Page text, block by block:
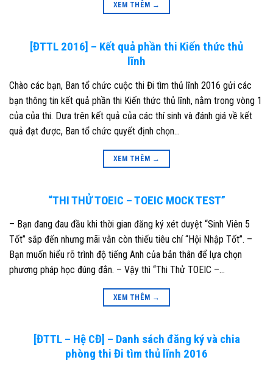
XEM THÊM →
[ĐTTL 2016] – Kết quả phần thi Kiến thức thủ
lĩnh
Chào các bạn, Ban tổ chức cuộc thi Đi tìm thủ lĩnh 2016 gửi các
bạn thông tin kết quả phần thi Kiến thức thủ lĩnh, nằm trong vòng 1
của của thi. Dưa trên kết quả của các thí sinh và đánh giá về kết
quả đạt được, Ban tổ chức quyết định chọn…
XEM THÊM →
“THI THỬ TOEIC – TOEIC MOCK TEST”
– Bạn đang đau đầu khi thời gian đăng ký xét duyệt “Sinh Viên 5
Tốt” sắp đến nhưng mãi vẫn còn thiếu tiêu chí “Hội Nhập Tốt”. –
Bạn muốn hiểu rõ trình độ tiếng Anh của bản thân để lựa chọn
phương pháp học đúng đắn. – Vậy thì “Thi Thử TOEIC –…
XEM THÊM →
[ĐTTL – Hệ CĐ] – Danh sách đăng ký và chia
phòng thi Đi tìm thủ lĩnh 2016